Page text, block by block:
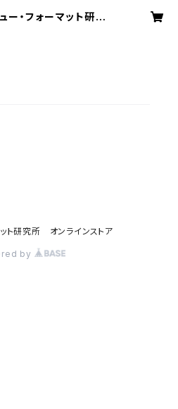
・フォーマット研究
ト研究所 オンラインストア
by